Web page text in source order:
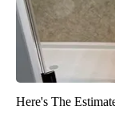
Here's The